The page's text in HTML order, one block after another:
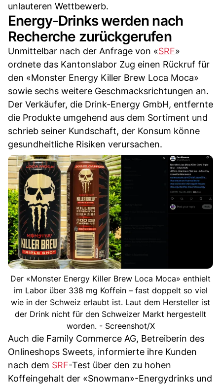
unlauteren Wettbewerb.
Energy-Drinks werden nach
Recherche zurückgerufen
Unmittelbar nach der Anfrage von «SRF»
ordnete das Kantonslabor Zug einen Rückruf für
den «Monster Energy Killer Brew Loca Moca»
sowie sechs weitere Geschmacksrichtungen an.
Der Verkäufer, die Drink-Energy GmbH, entfernte
die Produkte umgehend aus dem Sortiment und
schrieb seiner Kundschaft, der Konsum könne
gesundheitliche Risiken verursachen.
Der «Monster Energy Killer Brew Loca Moca» enthielt
im Labor über 338 mg Koffein – fast doppelt so viel
wie in der Schweiz erlaubt ist. Laut dem Hersteller ist
der Drink nicht für den Schweizer Markt hergestellt
worden. - Screenshot/X
Auch die Family Commerce AG, Betreiberin des
Onlineshops Sweets, informierte ihre Kunden
nach dem SRF-Test über den zu hohen
Koffeingehalt der «Snowman»-Energydrinks und